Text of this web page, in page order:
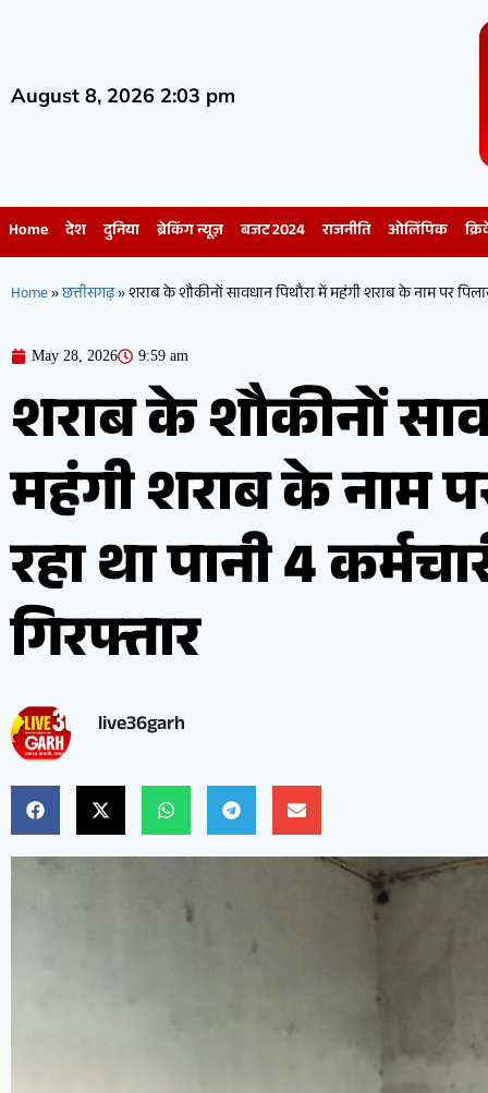
August 8, 2026 2:03 pm
Home देश दुनिया ब्रेकिंग न्यूज़ बजट 2024 राजनीति ओलिंपिक
Home»छत्तीसगढ़»शराब के शौकीनों सावधान पिथौरा में महंगी शराब के नाम पर
May 28, 2026 9:59 am
शराब के शौकीनों
महंगी शराब के नाम
रहा था पानी 4
गिरफ्तार
live36garh